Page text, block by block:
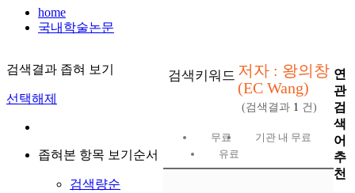
home
국내학술논문
검색결과 좁혀 보기
선택해제
좁혀본 항목 보기순서
검색량순
검색키워드 저자 : 왕의창
(EC Wang)
(검색결과 1 건)
무료
기관 내 무료
유료
연
관
검
색
어
추
천